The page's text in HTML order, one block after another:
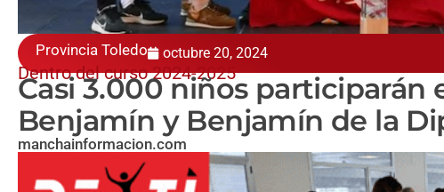
Provincia Toledo octubre 20, 2024
Dentro del curso 2024-2025
Casi 3.000 niños
Benjamín y Benjamín de la
manchainformacion.com